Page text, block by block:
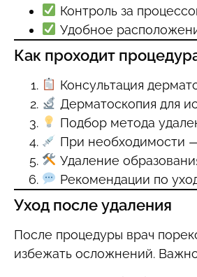
Контроль за
Удобное
Как проходит
Консультация
Дерматоскопия для
Подбор метода
При необходимости
Удаление
Рекомендации по
Уход после удаления
После процедуры врач
избежать осложнений.